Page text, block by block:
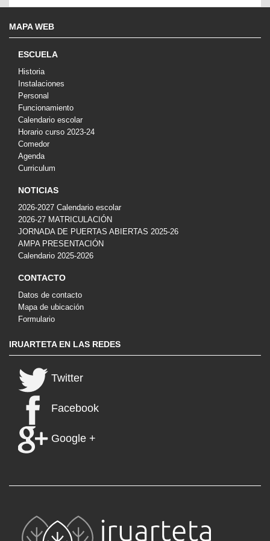
MAPA WEB
ESCUELA
Historia
Instalaciones
Personal
Funcionamiento
Calendario escolar
Horario curso 2023-24
Comedor
Agenda
Curriculum
NOTICIAS
2026-2027 Calendario escolar
2026-27 MATRICULACIÓN
JORNADA DE PUERTAS ABIERTAS 2025-26
AMPA PRESENTACIÓN
Calendario 2025-2026
CONTACTO
Datos de contacto
Mapa de ubicación
Formulario
IRUARTETA EN LAS REDES
Twitter
Facebook
Google +